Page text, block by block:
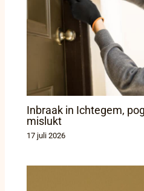
Inbraak in Ichtegem,
mislukt
17 juli 2026